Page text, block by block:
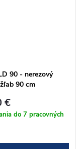
90 - nerezový
90 cm
€
do 7 pracovných